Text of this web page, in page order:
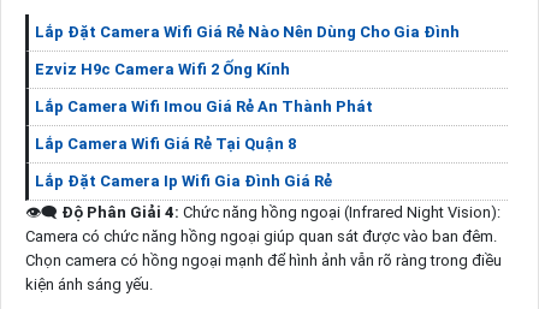
Lắp Đặt Camera Wifi Giá Rẻ Nào Nên Dùng Cho Gia Đình
Ezviz H9c Camera Wifi 2 Ống Kính
Lắp Camera Wifi Imou Giá Rẻ An Thành Phát
Lắp Camera Wifi Giá Rẻ Tại Quận 8
Lắp Đặt Camera Ip Wifi Gia Đình Giá Rẻ
👁️‍🗨 Độ Phân Giải 4: Chức năng hồng ngoại (Infrared Night Vision):
Camera có chức năng hồng ngoại giúp quan sát được vào ban đêm.
Chọn camera có hồng ngoại mạnh để hình ảnh vẫn rõ ràng trong điều
kiện ánh sáng yếu.